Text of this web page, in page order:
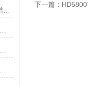
下一篇：